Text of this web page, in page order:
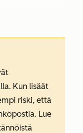
Kun lisäät
riski, että
Lue